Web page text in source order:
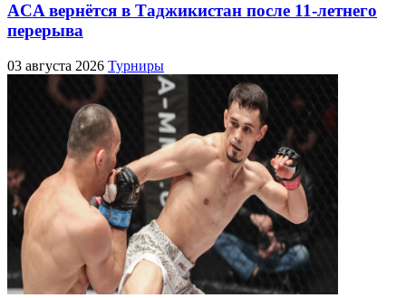
ACA вернётся в Таджикистан после 11-летнего
перерыва
03 августа 2026 Турниры